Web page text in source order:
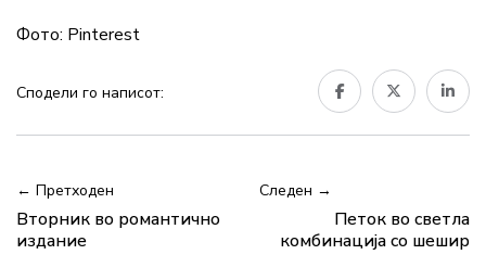
Фото: Pinterest
Сподели го написот:
← Претходен
Вторник во романтично
издание
Следен →
Петок во светла
комбинација со шешир